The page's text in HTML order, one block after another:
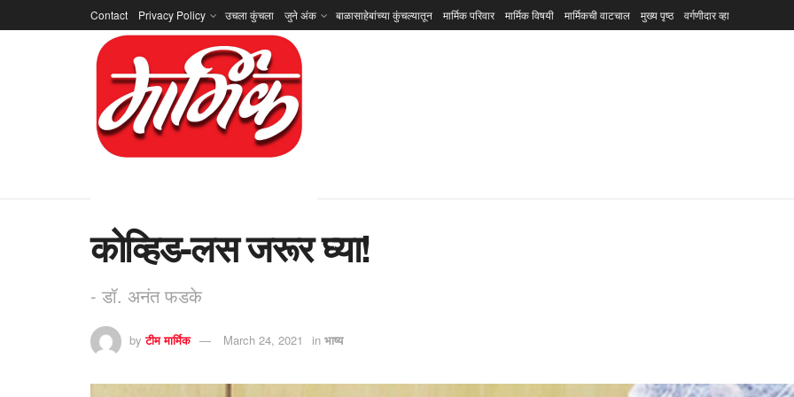
Contact Privacy Policy उचला कुंचला जुने अंक बाळासाहेबांच्या कुंचल्यातून मार्मिक परिवार मार्मिक विषयी मार्मिकची वाटचाल मुख्य पृष्ठ वर्गणीदार व्हा
कोव्हिड-लस जरूर घ्या!
- डॉ. अनंत फडके
by टीम मार्मिक March 24, 2021 in भाष्य